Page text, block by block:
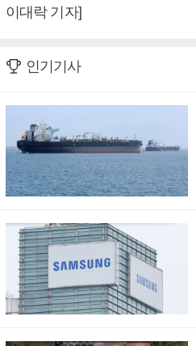
이대락 기자]
인기기사